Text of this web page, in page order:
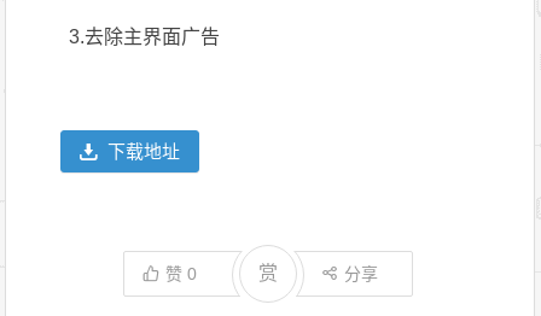
3.去除主界面广告
下载地址
赞0 赏 分享